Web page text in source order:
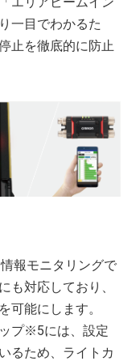
一目でわかるた
止を徹底的に防止
報モニタリングで
も対応しており、
可能にします。
プ※5には、設定
るため、ライトカ